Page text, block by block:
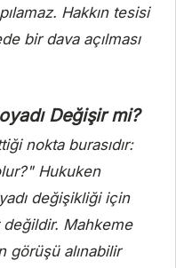
Hakkın tesisi
bir dava açılması
Değişir mi?
nokta burasıdır:
Hukuken
değişikliği için
değildir. Mahkeme
görüşü alınabilir